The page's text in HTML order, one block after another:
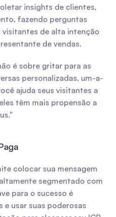
insights de clientes,
fazendo perguntas
de alta intenção
de vendas.
é sobre gritar para as
personalizadas, um-a-
ajuda seus visitantes a
têm mais propensão a
colocar sua mensagem
segmentado com
para o sucesso é
e usar suas poderosas